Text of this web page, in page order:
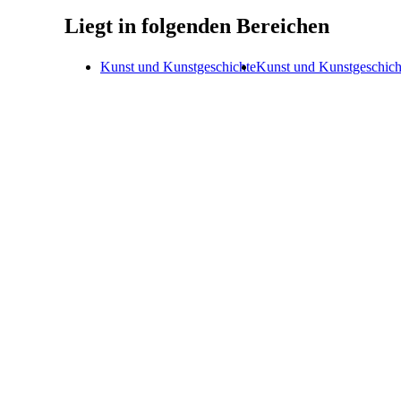
Liegt in folgenden Bereichen
Kunst und KunstgeschichteKunst und